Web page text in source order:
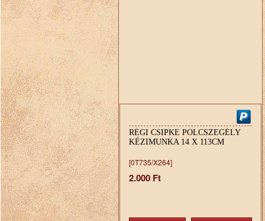
RÉGI CSIPKE POLCSZEGÉLY
KÉZIMUNKA 14 X 113CM
[0T735/X264]
2.000 Ft